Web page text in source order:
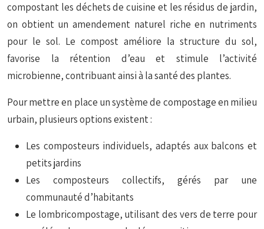
compostant les déchets de cuisine et les résidus de jardin,
on obtient un amendement naturel riche en nutriments
pour le sol. Le compost améliore la structure du sol,
favorise la rétention d’eau et stimule l’activité
microbienne, contribuant ainsi à la santé des plantes.
Pour mettre en place un système de compostage en milieu
urbain, plusieurs options existent :
Les composteurs individuels, adaptés aux balcons et
petits jardins
Les composteurs collectifs, gérés par une
communauté d’habitants
Le lombricompostage, utilisant des vers de terre pour